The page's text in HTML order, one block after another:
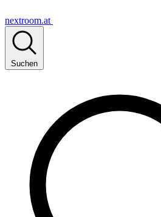
nextroom.at
Suchen